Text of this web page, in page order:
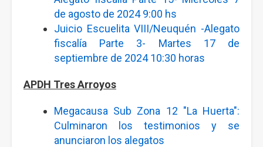
de agosto de 2024 9:00 hs
Juicio Escuelita VIII/Neuquén -Alegato
fiscalía Parte 3- Martes 17 de
septiembre de 2024 10:30 horas
APDH Tres Arroyos
Megacausa Sub Zona 12 "La Huerta":
Culminaron los testimonios y se
anunciaron los alegatos